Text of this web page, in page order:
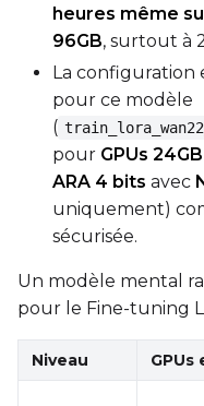
heures même
96GB, surtout à
La configuration
pour ce modèle
(
pour GPUs 24GB
ARA 4 bits avec
uniquement)
sécurisée.
Un modèle mental
pour le Fine-tuning
Niveau GPUs